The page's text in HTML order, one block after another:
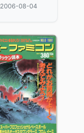
2006-08-04